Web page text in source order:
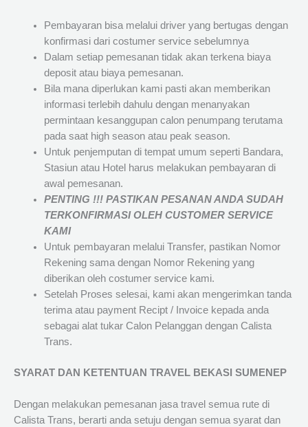
Pembayaran bisa melalui driver yang bertugas dengan
konfirmasi dari costumer service sebelumnya
Dalam setiap pemesanan tidak akan terkena biaya
deposit atau biaya pemesanan.
Bila mana diperlukan kami pasti akan memberikan
informasi terlebih dahulu dengan menanyakan
permintaan kesanggupan calon penumpang terutama
pada saat high season atau peak season.
Untuk penjemputan di tempat umum seperti Bandara,
Stasiun atau Hotel harus melakukan pembayaran di
awal pemesanan.
PENTING !!! PASTIKAN PESANAN ANDA SUDAH
TERKONFIRMASI OLEH CUSTOMER SERVICE
KAMI
Untuk pembayaran melalui Transfer, pastikan Nomor
Rekening sama dengan Nomor Rekening yang
diberikan oleh costumer service kami.
Setelah Proses selesai, kami akan mengerimkan tanda
terima atau payment Recipt / Invoice kepada anda
sebagai alat tukar Calon Pelanggan dengan Calista
Trans.
SYARAT DAN KETENTUAN TRAVEL BEKASI SUMENEP
Dengan melakukan pemesanan jasa travel semua rute di
Calista Trans, berarti anda setuju dengan semua syarat dan